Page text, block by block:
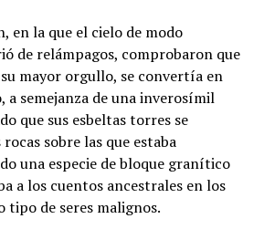
en la que el cielo de modo
de relámpagos, comprobaron que
mayor orgullo, se convertía en
a semejanza de una inverosímil
que sus esbeltas torres se
sobre las que estaba
una especie de bloque granítico
a los cuentos ancestrales en los
tipo de seres malignos.